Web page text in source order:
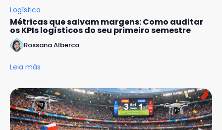
Logística
Métricas que salvam margens: Como auditar
os KPIs logísticos do seu primeiro semestre
Rossana Alberca
Leia más